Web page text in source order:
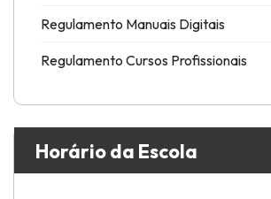
Regulamento Manuais Digitais
Regulamento Cursos Profissionais
Horário da Escola